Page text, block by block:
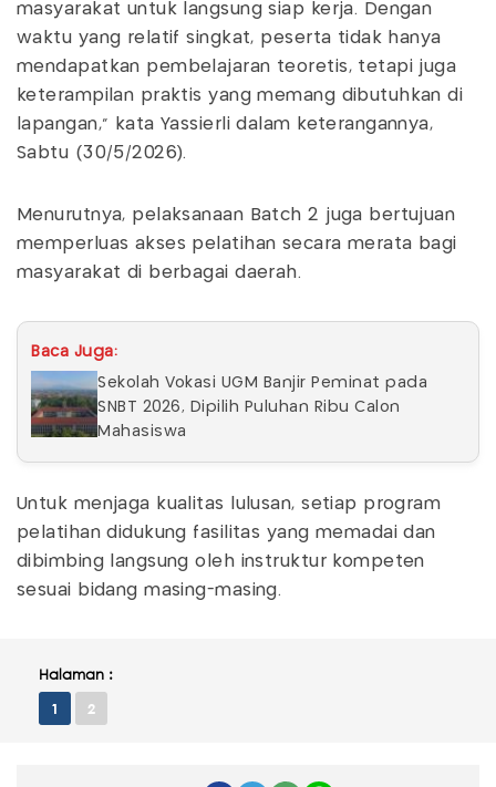
masyarakat untuk langsung siap kerja. Dengan
waktu yang relatif singkat, peserta tidak hanya
mendapatkan pembelajaran teoretis, tetapi juga
keterampilan praktis yang memang dibutuhkan di
lapangan,” kata Yassierli dalam keterangannya,
Sabtu (30/5/2026).
Menurutnya, pelaksanaan Batch 2 juga bertujuan
memperluas akses pelatihan secara merata bagi
masyarakat di berbagai daerah.
Baca Juga:
Sekolah Vokasi UGM Banjir Peminat pada
SNBT 2026, Dipilih Puluhan Ribu Calon
Mahasiswa
Untuk menjaga kualitas lulusan, setiap program
pelatihan didukung fasilitas yang memadai dan
dibimbing langsung oleh instruktur kompeten
sesuai bidang masing-masing.
Halaman :
1 2